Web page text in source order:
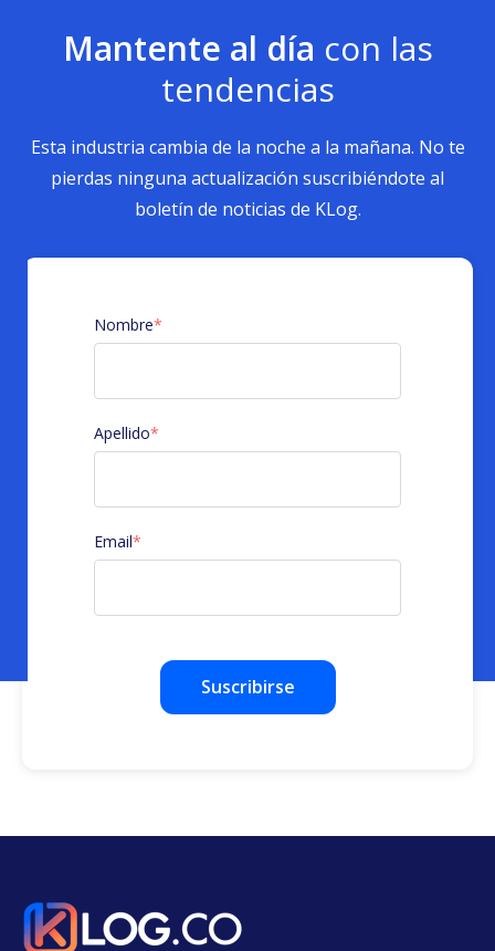
Mantente al día con las
tendencias
Esta industria cambia de la noche a la mañana. No te
pierdas ninguna actualización suscribiéndote al
boletín de noticias de KLog.
Nombre*
Apellido*
Email*